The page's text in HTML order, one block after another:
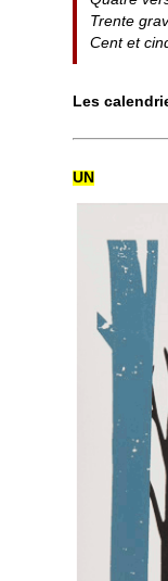
Trente
Cent et
Les
UN